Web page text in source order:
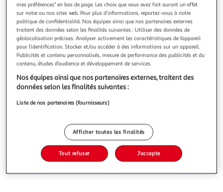
APPLE
Ordinateur Apple Air 13' M3 24Go CPU8 GPU10 512Go
Minuit
La durée de garantie est de 2 ans. Collection Taille d'écran
13 pouces Coloris Minuit Bien choisir Date de sortie 2023
Pour plus d'informations Etat de l'appareil Neuf Ecran Taille
de l'écran (en pouces, diagonale) 13,6 (34.54 cm) Résolution
2560 x 1664 pixels
En savoir +
Vous voulez connaître le prix de ce produit ?
Indice de réparabilité
mes préférences" en bas de page. Les choix que vous avez fait auront un effet
sur notre ou nos sites web. Pour plus d’informations, reportez-vous à notre
politique de confidentialité. Nos équipes ainsi que nos partenaires externes
traitent des données selon les finalités suivantes : Utiliser des données de
géolocalisation précises. Analyser activement les caractéristiques de l’appareil
pour l’identification. Stocker et/ou accéder à des informations sur un appareil.
Publicités et contenu personnalisés, mesure de performance des publicités et du
contenu, études d’audience et développement de services.
Nos équipes ainsi que nos partenaires externes, traitent des
données selon les finalités suivantes :
Liste de nos partenaires (fournisseurs)
Afficher toutes les finalités
Tout refuser J'accepte